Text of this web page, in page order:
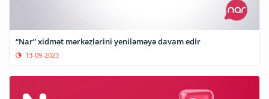
“Nar” xidmət mərkəzlərini yeniləməyə davam edir
13-09-2023